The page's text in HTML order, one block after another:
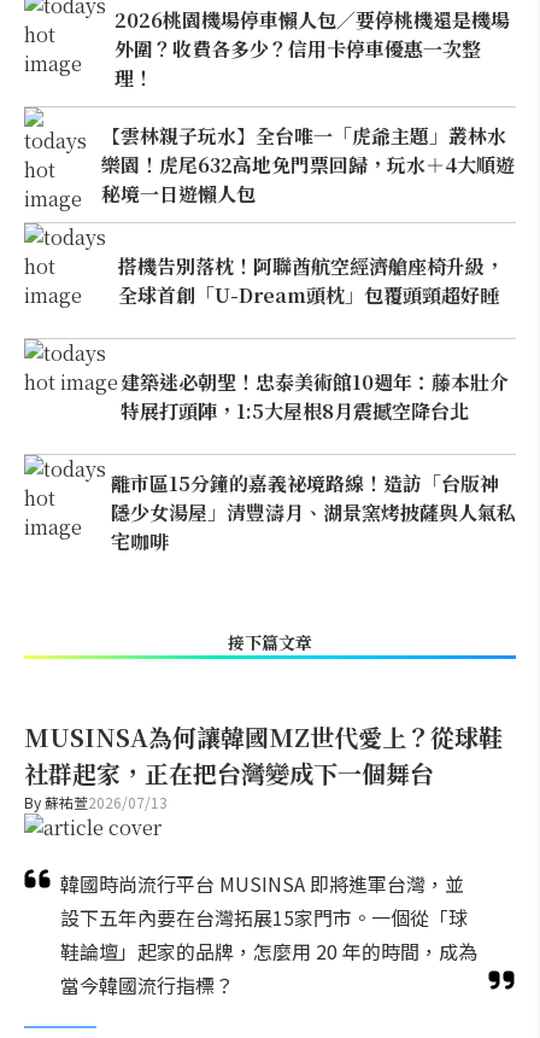
2026桃園機場停車懶人包／要停桃機還是機場
外圍？收費各多少？信用卡停車優惠一次整
理！
【雲林親子玩水】全台唯一「虎爺主題」叢林水
樂園！虎尾632高地免門票回歸，玩水＋4大順遊
秘境一日遊懶人包
搭機告別落枕！阿聯酋航空經濟艙座椅升級，
全球首創「U-Dream頭枕」包覆頭頸超好睡
建築迷必朝聖！忠泰美術館10週年：藤本壯介
特展打頭陣，1:5大屋根8月震撼空降台北
離市區15分鐘的嘉義祕境路線！造訪「台版神
隱少女湯屋」清豐濤月、湖景窯烤披薩與人氣私
宅咖啡
接下篇文章
MUSINSA為何讓韓國MZ世代愛上？從球鞋
社群起家，正在把台灣變成下一個舞台
By蘇祐萱2026/07/13
韓國時尚流行平台 MUSINSA 即將進軍台灣，並
設下五年內要在台灣拓展15家門市。一個從「球
鞋論壇」起家的品牌，怎麼用 20 年的時間，成為
當今韓國流行指標？